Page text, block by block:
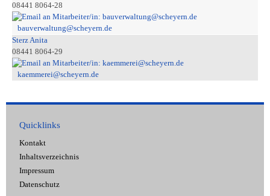
08441 8064-28
bauverwaltung@scheyern.de
Sterz Anita
08441 8064-29
kaemmerei@scheyern.de
Quicklinks
Kontakt
Inhaltsverzeichnis
Impressum
Datenschutz